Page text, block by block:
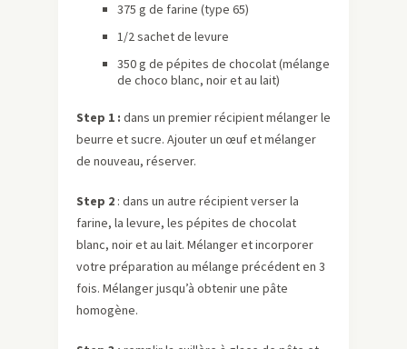
375 g de farine (type 65)
1/2 sachet de levure
350 g de pépites de chocolat (mélange
de choco blanc, noir et au lait)
Step 1 : dans un premier récipient mélanger le
beurre et sucre. Ajouter un œuf et mélanger
de nouveau, réserver.
Step 2 : dans un autre récipient verser la
farine, la levure, les pépites de chocolat
blanc, noir et au lait. Mélanger et incorporer
votre préparation au mélange précédent en 3
fois. Mélanger jusqu’à obtenir une pâte
homogène.